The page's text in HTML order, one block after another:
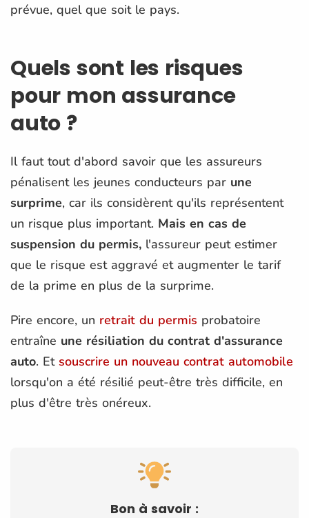
prévue, quel que soit le pays.
Quels sont les risques
pour mon assurance
auto ?
Il faut tout d'abord savoir que les assureurs
pénalisent les jeunes conducteurs par une
surprime, car ils considèrent qu'ils représentent
un risque plus important. Mais en cas de
suspension du permis, l'assureur peut estimer
que le risque est aggravé et augmenter le tarif
de la prime en plus de la surprime.
Pire encore, un retrait du permis probatoire
entraîne une résiliation du contrat d'assurance
auto. Et souscrire un nouveau contrat automobile
lorsqu'on a été résilié peut-être très difficile, en
plus d'être très onéreux.
Bon à savoir :